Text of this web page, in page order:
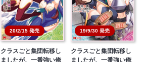
20/2/15 発売
クラスごと集団転移し
ましたが、一番強い俺
19/9/30 発売
クラスごと集団転移し
ましたが、一番強い俺